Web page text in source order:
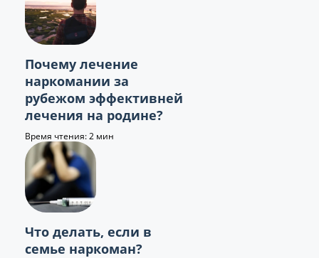
Почему лечение
наркомании за
рубежом эффективней
лечения на родине?
Время чтения: 2 мин
Что делать, если в
семье наркоман?